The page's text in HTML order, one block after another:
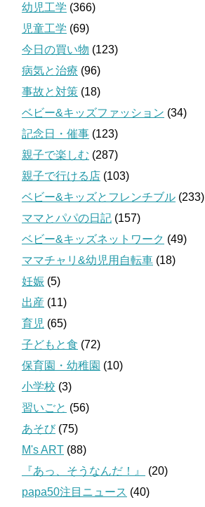
幼児工学 (366)
児童工学 (69)
今日の買い物 (123)
病気と治療 (96)
事故と対策 (18)
ベビー&キッズファッション (34)
記念日・催事 (123)
親子で楽しむ (287)
親子で行ける店 (103)
ベビー&キッズとフレンチブル (233)
ママとパパの日記 (157)
ベビー&キッズネットワーク (49)
ママチャリ&幼児用自転車 (18)
妊娠 (5)
出産 (11)
育児 (65)
子どもと食 (72)
保育園・幼稚園 (10)
小学校 (3)
習いごと (56)
あそび(75)
M's ART (88)
『あっ、そうなんだ！』
(20)
papa50注目ニュース (40)